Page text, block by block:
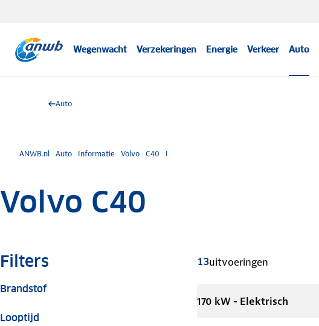
Wegenwacht Verzekeringen Energie Verkeer Auto
Auto
ANWB.nl Auto Informatie Volvo C40 I
Volvo C40
Filters
Brandstof
Looptijd
13uitvoeringen
170 kW - Elektrisch